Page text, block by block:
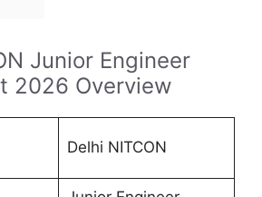
Junior Engineer
2026 Overview
Delhi NITCON